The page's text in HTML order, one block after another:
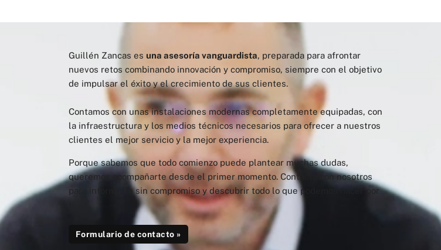
Guillén Zancas es una asesoría vanguardista, preparada para afrontar
nuevos retos combinando innovación y compromiso, siempre con el objetivo
de impulsar el éxito y el crecimiento de sus clientes.
Contamos con unas instalaciones modernas completamente equipadas, con
la infraestructura y los medios técnicos necesarios para ofrecer a nuestros
clientes el mejor servicio y la mejor experiencia.
Porque sabemos que todo comienzo puede plantear muchas dudas,
queremos acompañarte desde el primer momento. Contacta con nosotros
para informarte sin compromiso y descubrir todo lo que podemos hacer por
Formulario de contacto »